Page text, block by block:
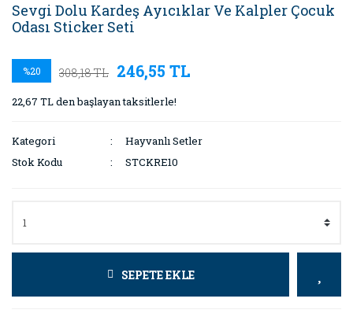
Sevgi Dolu Kardeş Ayıcıklar Ve Kalpler Çocuk
Odası Sticker Seti
%20 308,18 TL 246,55 TL
22,67 TL den başlayan taksitlerle!
Kategori
Hayvanlı Setler
Stok Kodu
STCKRE10
SEPETE EKLE